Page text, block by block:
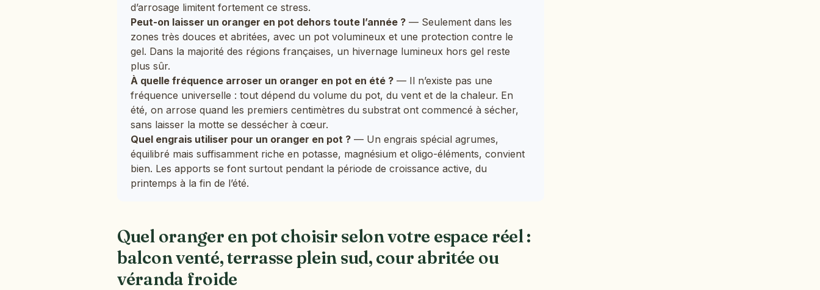
d’arrosage limitent fortement ce stress.
Peut-on laisser un oranger en pot dehors toute l’année ? — Seulement dans les
zones très douces et abritées, avec un pot volumineux et une protection contre le
gel. Dans la majorité des régions françaises, un hivernage lumineux hors gel reste
plus sûr.
À quelle fréquence arroser un oranger en pot en été ? — Il n’existe pas une
fréquence universelle : tout dépend du volume du pot, du vent et de la chaleur. En
été, on arrose quand les premiers centimètres du substrat ont commencé à sécher,
sans laisser la motte se dessécher à cœur.
Quel engrais utiliser pour un oranger en pot ? — Un engrais spécial agrumes,
équilibré mais suffisamment riche en potasse, magnésium et oligo-éléments, convient
bien. Les apports se font surtout pendant la période de croissance active, du
printemps à la fin de l’été.
Quel oranger en pot choisir selon votre espace réel :
balcon venté, terrasse plein sud, cour abritée ou
véranda froide